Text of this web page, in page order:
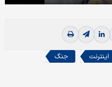
اینترنت
جنگ